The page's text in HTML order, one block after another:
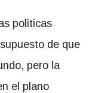
politicas
de que
pero la
el plano